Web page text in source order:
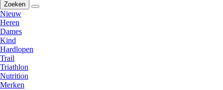
Zoeken
Nieuw
Heren
Dames
Kind
Hardlopen
Trail
Triathlon
Nutrition
Merken